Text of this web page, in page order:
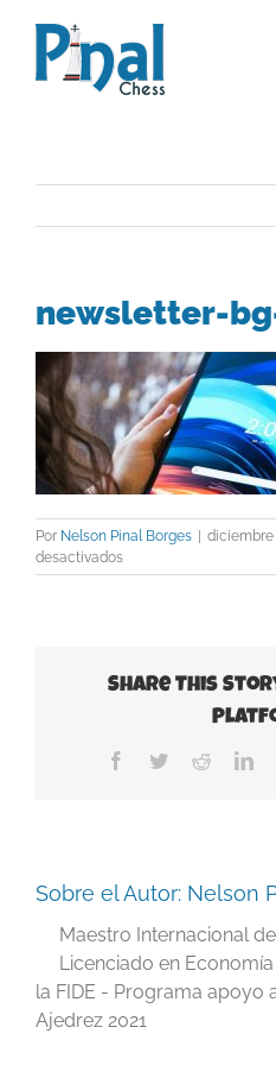
contenido
newsletter-
Por Nelson Pinal Borges | diciembre
desactivadosen
newsletter-
Share This
Facebook
TwitterReddit
Sobre el Autor: Nelson
Maestro Internacional
Licenciado en
la FIDE - Programa apoyo
Ajedrez 2021